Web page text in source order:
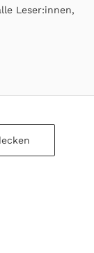
Leser:innen,